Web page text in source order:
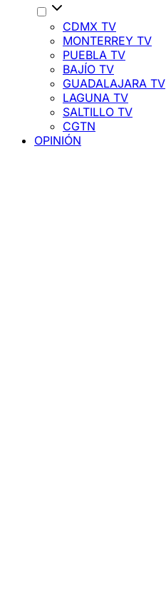
CDMX TV
MONTERREY TV
PUEBLA TV
BAJÍO TV
GUADALAJARA TV
LAGUNA TV
SALTILLO TV
CGTN
OPINIÓN